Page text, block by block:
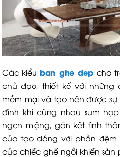
Các kiểu ban ghe dep cho
chủ đạo, thiết kế với những
mềm mại và tạo nên được
đình khi cùng nhau sum
ngon miệng, gắn kết tình
của tạo dáng với phần
của chiếc ghế ngồi khiến sản